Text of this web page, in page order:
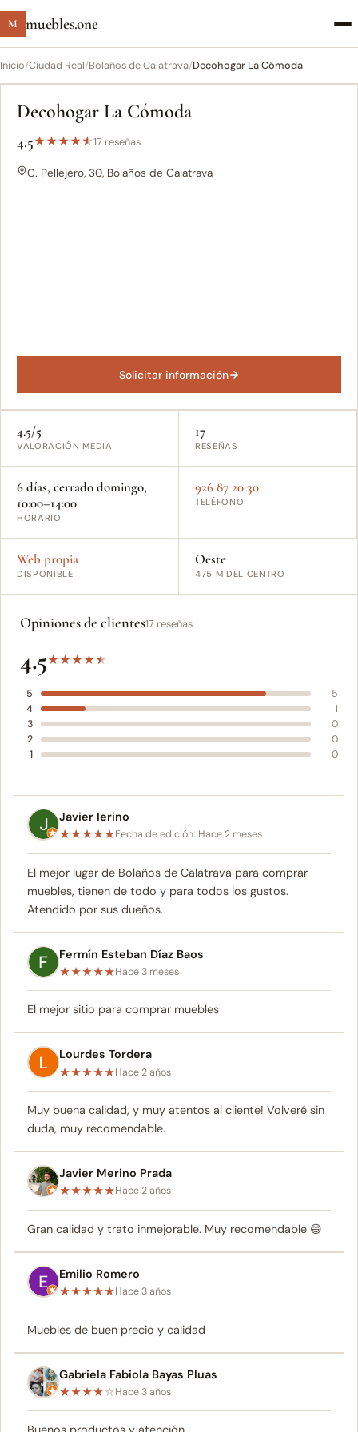
M muebles.one
Inicio/Ciudad Real/Bolaños de Calatrava/Decohogar La Cómoda
Decohogar La Cómoda
4.5★★★★★17 reseñas
C. Pellejero, 30, Bolaños de Calatrava
Solicitar información
4.5/5
VALORACIÓN MEDIA
17
RESEÑAS
6 días, cerrado domingo,
10:00–14:00
HORARIO
926 87 20 30
TELÉFONO
Web propia
DISPONIBLE
Oeste
475 M DEL CENTRO
Opiniones de clientes17 reseñas
4.5★★★★★
5
5
4
1
3
0
2
0
1
0
Javier Ierino
★★★★★Fecha de edición: Hace 2 meses
El mejor lugar de Bolaños de Calatrava para comprar
muebles, tienen de todo y para todos los gustos.
Atendido por sus dueños.
Fermín Esteban Díaz Baos
★★★★★Hace 3 meses
El mejor sitio para comprar muebles
Lourdes Tordera
★★★★★Hace 2 años
Muy buena calidad, y muy atentos al cliente! Volveré sin
duda, muy recomendable.
Javier Merino Prada
★★★★★Hace 2 años
Gran calidad y trato inmejorable. Muy recomendable 😄
Emilio Romero
★★★★★Hace 3 años
Muebles de buen precio y calidad
Gabriela Fabiola Bayas Pluas
★★★★☆Hace 3 años